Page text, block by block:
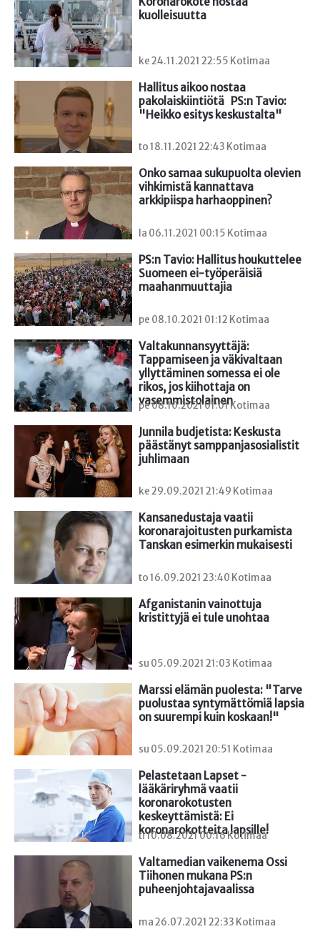
kuolleisuutta
ke 24.11.2021 22:55 Kotimaa
Hallitus aikoo nostaa
pakolaiskiintiötä   PS:n Tavio:
"Heikko esitys keskustalta"
to 18.11.2021 22:43 Kotimaa
Onko samaa sukupuolta olevien
vihkimistä kannattava
arkkipiispa harhaoppinen?
la 06.11.2021 00:15 Kotimaa
PS:n Tavio: Hallitus houkuttelee
Suomeen ei-työperäisiä
maahanmuuttajia
pe 08.10.2021 01:12 Kotimaa
Valtakunnansyyttäjä:
Tappamiseen ja väkivaltaan
yllyttäminen somessa ei ole
rikos, jos kiihottaja on
vasemmistolainen
pe 08.10.2021 01:01 Kotimaa
Junnila budjetista: Keskusta
päästänyt samppanjasosialistit
juhlimaan
ke 29.09.2021 21:49 Kotimaa
Kansanedustaja vaatii
koronarajoitusten purkamista
Tanskan esimerkin mukaisesti
to 16.09.2021 23:40 Kotimaa
Afganistanin vainottuja
kristittyjä ei tule unohtaa
su 05.09.2021 21:03 Kotimaa
Marssi elämän puolesta: "Tarve
puolustaa syntymättömiä lapsia
on suurempi kuin koskaan!"
su 05.09.2021 20:51 Kotimaa
Pelastetaan Lapset -
lääkäriryhmä vaatii
koronarokotusten
keskeyttämistä: Ei
koronarokotteita lapsille!
ti 10.08.2021 00:16 Kotimaa
Valtamedian vaikenema Ossi
Tiihonen mukana PS:n
puheenjohtajavaalissa
ma 26.07.2021 22:33 Kotimaa